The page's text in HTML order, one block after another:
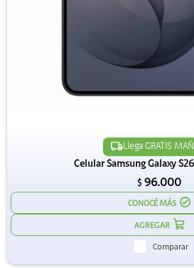
Llega GRATIS
Celular Samsung Galaxy
$ 96.000
CONOCÉ MÁS
Comparar